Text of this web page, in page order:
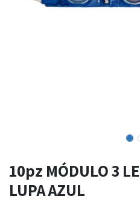
10pz MÓDULO 3
LUPA AZUL